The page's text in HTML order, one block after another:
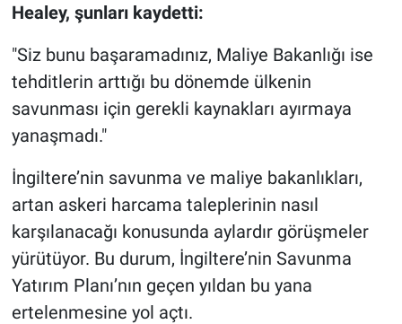
Healey, şunları kaydetti:
"Siz bunu başaramadınız, Maliye Bakanlığı ise
tehditlerin arttığı bu dönemde ülkenin
savunması için gerekli kaynakları ayırmaya
yanaşmadı."
İngiltere’nin savunma ve maliye bakanlıkları,
artan askeri harcama taleplerinin nasıl
karşılanacağı konusunda aylardır görüşmeler
yürütüyor. Bu durum, İngiltere’nin Savunma
Yatırım Planı’nın geçen yıldan bu yana
ertelenmesine yol açtı.